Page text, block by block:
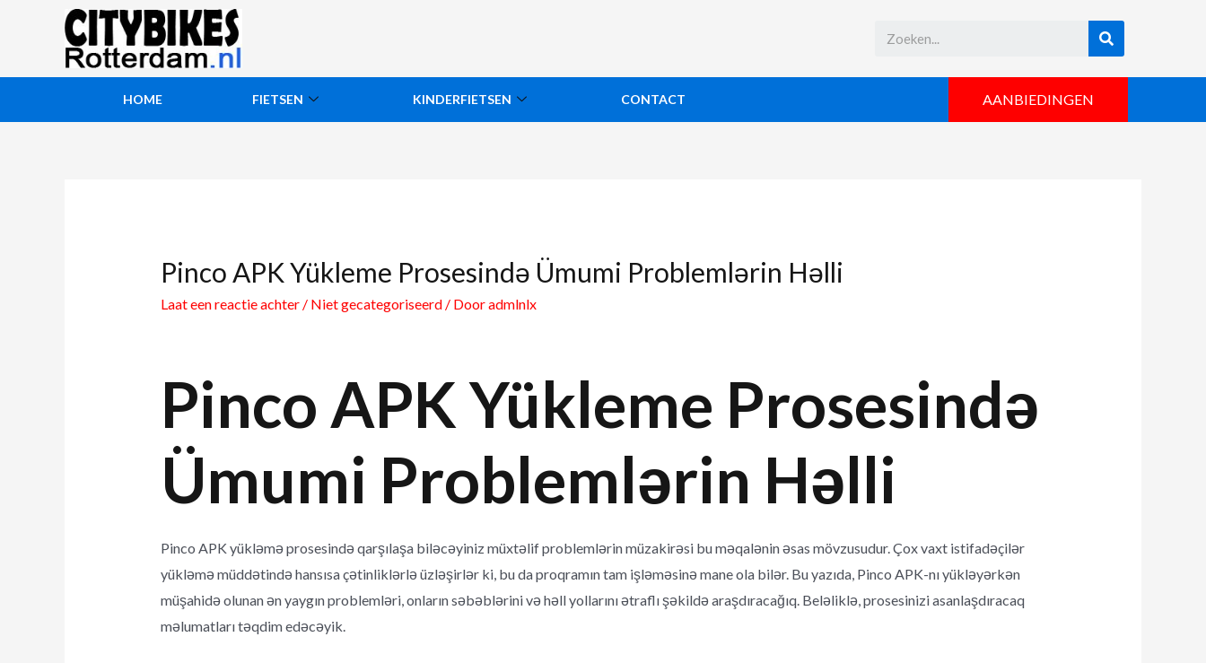
HOME FIETSEN KINDERFIETSEN CONTACT AANBIEDINGEN
Pinco APK Yükleme Prosesində Ümumi Problemlərin Həlli
Laat een reactie achter / Niet gecategoriseerd/ Dooradmlnlx
Pinco APK Yükleme Prosesində
Ümumi Problemlərin Həlli
Pinco APK yükləmə prosesində qarşılaşa biləcəyiniz müxtəlif problemlərin müzakirəsi bu məqalənin əsas mövzusudur. Çox vaxt istifadəçilər
yükləmə müddətində hansısa çətinliklərlə üzləşirlər ki, bu da proqramın tam işləməsinə mane ola bilər. Bu yazıda, Pinco APK-nı yükləyərkən
müşahidə olunan ən yaygın problemləri, onların səbəblərini və həll yollarını ətraflı şəkildə araşdıracağıq. Beləliklə, prosesinizi asanlaşdıracaq
məlumatları təqdim edəcəyik.